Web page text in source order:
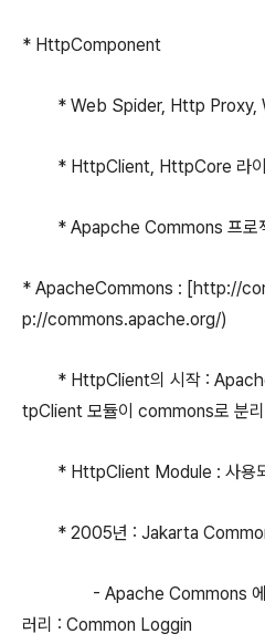
* HttpComponent
* Web Spider, Http
* HttpClient, HttpCore 라이
* Apapche Commons 프로
* ApacheCommons : [http://
p://commons.apache.org/)
* HttpClient의 시작 :
tpClient 모듈이 commons로 분리
* HttpClient Module : 사용
* 2005년 : Jakarta
- Apache Commons 에
러리 : Common Loggin